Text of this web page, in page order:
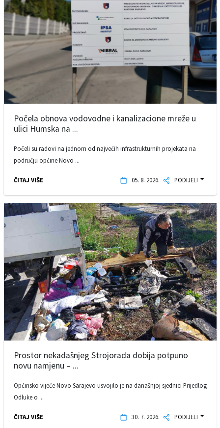
Počela obnova vodovodne i kanalizacione mreže u
ulici Humska na ...
Počeli su radovi na jednom od najvećih infrastrukturnih projekata na
području općine Novo ...
ČITAJ VIŠE 05. 8. 2026. PODIJELI
Prostor nekadašnjeg Strojorada dobija potpuno
novu namjenu – ...
Općinsko vijeće Novo Sarajevo usvojilo je na današnjoj sjednici Prijedlog
Odluke o ...
ČITAJ VIŠE 30. 7. 2026. PODIJELI